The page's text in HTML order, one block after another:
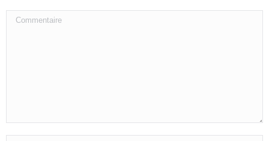
Commentaire